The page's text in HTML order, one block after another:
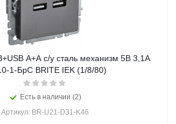
A+A с/у сталь механизм 5В 3,1А
1-БрС BRITE IEK (1/8/80)
Есть в наличии (2)
Артикул: BR-U21-D31-K46